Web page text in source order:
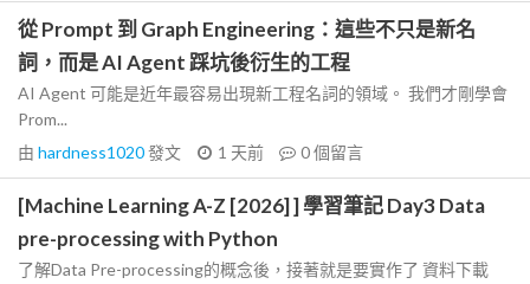
從 Prompt 到 Graph Engineering：這些不只是新名
詞，而是 AI Agent 踩坑後衍生的工程
AI Agent 可能是近年最容易出現新工程名詞的領域。 我們才剛學會
Prom...
由 hardness1020發文 1 天前 0個留言
[Machine Learning A-Z [2026] ] 學習筆記 Day3 Data
pre-processing with Python
了解Data Pre-processing的概念後，接著就是要實作了 資料下載